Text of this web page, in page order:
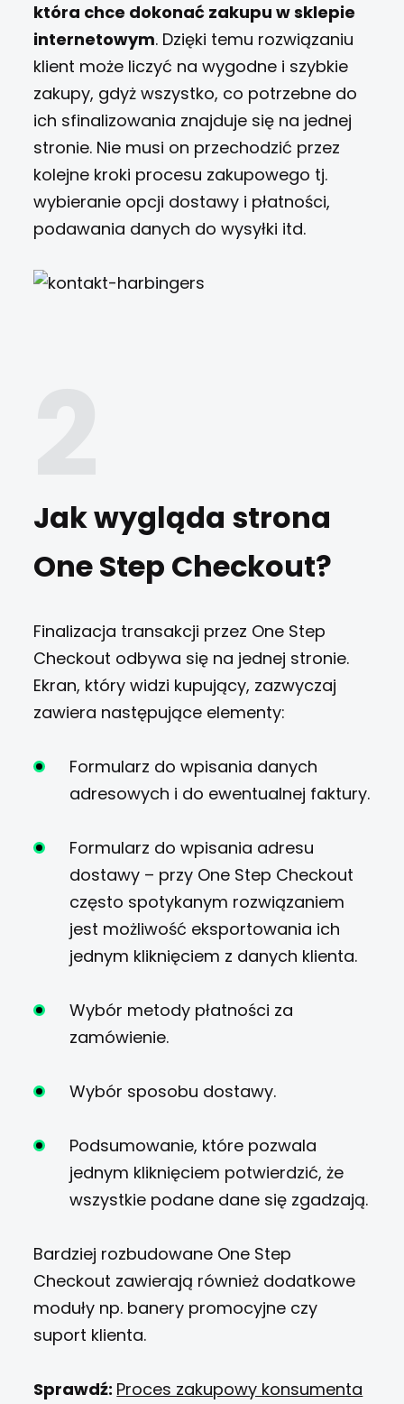
która chce dokonać zakupu w sklepie
internetowym. Dzięki temu rozwiązaniu
klient może liczyć na wygodne i szybkie
zakupy, gdyż wszystko, co potrzebne do
ich sfinalizowania znajduje się na jednej
stronie. Nie musi on przechodzić przez
kolejne kroki procesu zakupowego tj.
wybieranie opcji dostawy i płatności,
podawania danych do wysyłki itd.
Jak wygląda strona
One Step Checkout?
Finalizacja transakcji przez One Step
Checkout odbywa się na jednej stronie.
Ekran, który widzi kupujący, zazwyczaj
zawiera następujące elementy:
Formularz do wpisania danych
adresowych i do ewentualnej faktury.
Formularz do wpisania adresu
dostawy – przy One Step Checkout
często spotykanym rozwiązaniem
jest możliwość eksportowania ich
jednym kliknięciem z danych klienta.
Wybór metody płatności za
zamówienie.
Wybór sposobu dostawy.
Podsumowanie, które pozwala
jednym kliknięciem potwierdzić, że
wszystkie podane dane się zgadzają.
Bardziej rozbudowane One Step
Checkout zawierają również dodatkowe
moduły np. banery promocyjne czy
suport klienta.
Sprawdź: Proces zakupowy konsumenta